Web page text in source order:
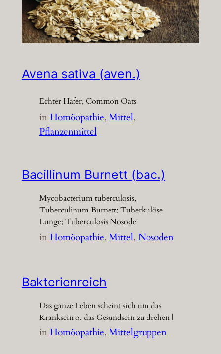
Avena sativa (aven.)
Echter Hafer, Common Oats
inHomöopathie, Mittel
Pflanzenmittel
Bacillinum Burnett (bac.)
Mycobacterium tuberculosis,
Tuberculinum Burnett; Tuberkulöse
Lunge; Tuberculosis Nosode
inHomöopathie, Mittel, Nosoden
Bakterienreich
Das ganze Leben scheint sich um das
Kranksein o. das Gesundsein zu drehen |
inHomöopathie, Mittelgruppen